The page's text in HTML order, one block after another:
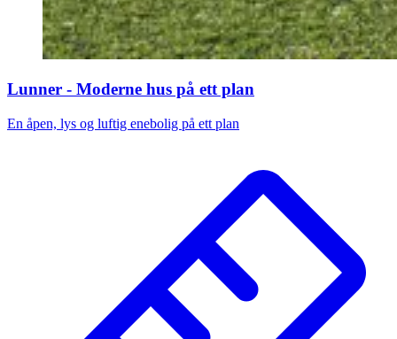
Lunner - Moderne hus på ett plan
En åpen, lys og luftig enebolig på ett plan